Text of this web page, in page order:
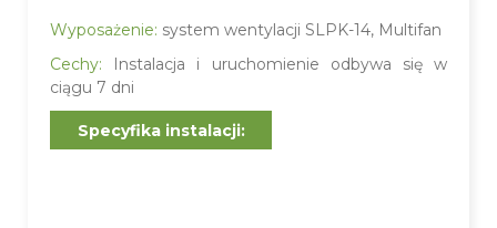
Wyposażenie: system wentylacji SLPK-14, Multifan
Cechy:
Instalacja i uruchomienie odbywa się w
ciągu 7 dni
Specyfika instalacji: